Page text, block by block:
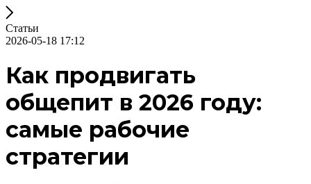
Статьи
2026-05-18 17:12
Как продвигать
общепит в 2026 году:
самые рабочие
стратегии